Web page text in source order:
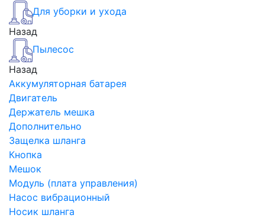
Для уборки и ухода
Назад
Пылесос
Назад
Аккумуляторная батарея
Двигатель
Держатель мешка
Дополнительно
Защелка шланга
Кнопка
Мешок
Модуль (плата управления)
Насос вибрационный
Носик шланга